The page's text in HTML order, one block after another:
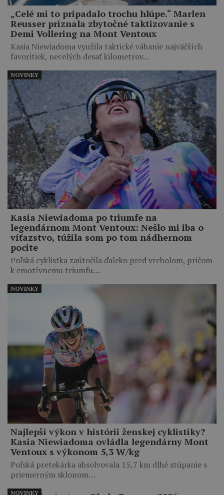
„Celé mi to pripadalo trochu hlúpe.“ Marlen
Reusser priznala zbytočné taktizovanie s
Demi Vollering na Mont Ventoux
Kasia Niewiadoma využila taktické váhanie najväčších
favoritiek, necelých desať kilometrov…
Kasia Niewiadoma po triumfe na
legendárnom Mont Ventoux: Nešlo mi iba o
víťazstvo, túžila som po tom nádhernom
pocite
Poľská cyklistka zaútočila ďaleko pred vrcholom, pričom
k emotívnemu triumfu…
NOVINKY
Najlepší výkon v histórii ženskej cyklistiky?
Kasia Niewiadoma ovládla legendárny Mont
Ventoux s výkonom 5,3 W/kg
Poľská pretekárka absolvovala 15,7 km dlhé stúpanie s
priemerným sklonom…
NOVINKY
NOVINKY